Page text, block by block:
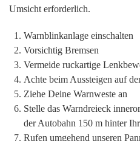
Umsicht erforderlich.
Warnblinkanlage einschalten
Vorsichtig Bremsen
Vermeide ruckartige
Achte beim Aussteigen auf
Ziehe Deine Warnweste an
Stelle das Warndreieck
der Autobahn 150 m hinter
Rufen umgehend unseren